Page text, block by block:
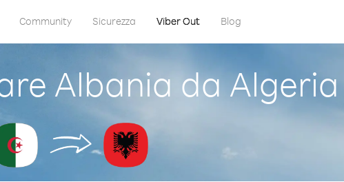
Community Sicurezza Viber Out Blog
Albania da Algeria